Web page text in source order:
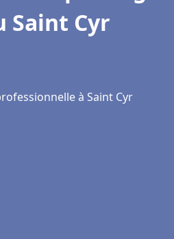
Saint Cyr
à Saint Cyr